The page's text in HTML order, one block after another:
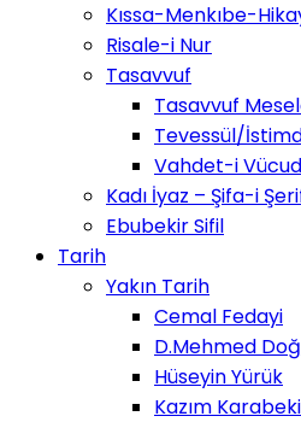
Kıssa-Menkıbe-
Risale-i Nur
Tasavvuf
Tasavvuf
Tevessül/
Vahdet-i
Kadı İyaz – Şifa-i
Ebubekir Sifil
Tarih
Yakın Tarih
Cemal Fedayi
D.Mehmed
Hüseyin Yürük
Kazım